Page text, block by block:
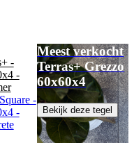
-
-
-
-
Meest verkocht
Terras+ Grezzo
60x60x4
Bekijk deze tegel